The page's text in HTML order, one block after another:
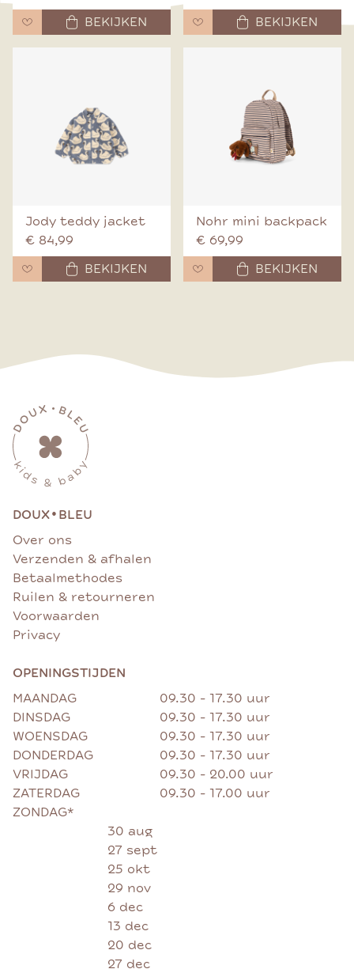
BEKIJKEN
BEKIJKEN
Jody teddy jacket
€ 84,99
BEKIJKEN
Nohr mini backpack
€ 69,99
BEKIJKEN
DOUX• BLEU
Over ons
Verzenden & afhalen
Betaalmethodes
Ruilen & retourneren
Voorwaarden
Privacy
OPENINGSTIJDEN
MAANDAG
09.30 - 17.30 uur
DINSDAG
09.30 - 17.30 uur
WOENSDAG
09.30 - 17.30 uur
DONDERDAG
09.30 - 17.30 uur
VRIJDAG
09.30 - 20.00 uur
ZATERDAG
09.30 - 17.00 uur
ZONDAG*
30 aug
27 sept
25 okt
29 nov
6 dec
13 dec
20 dec
27 dec